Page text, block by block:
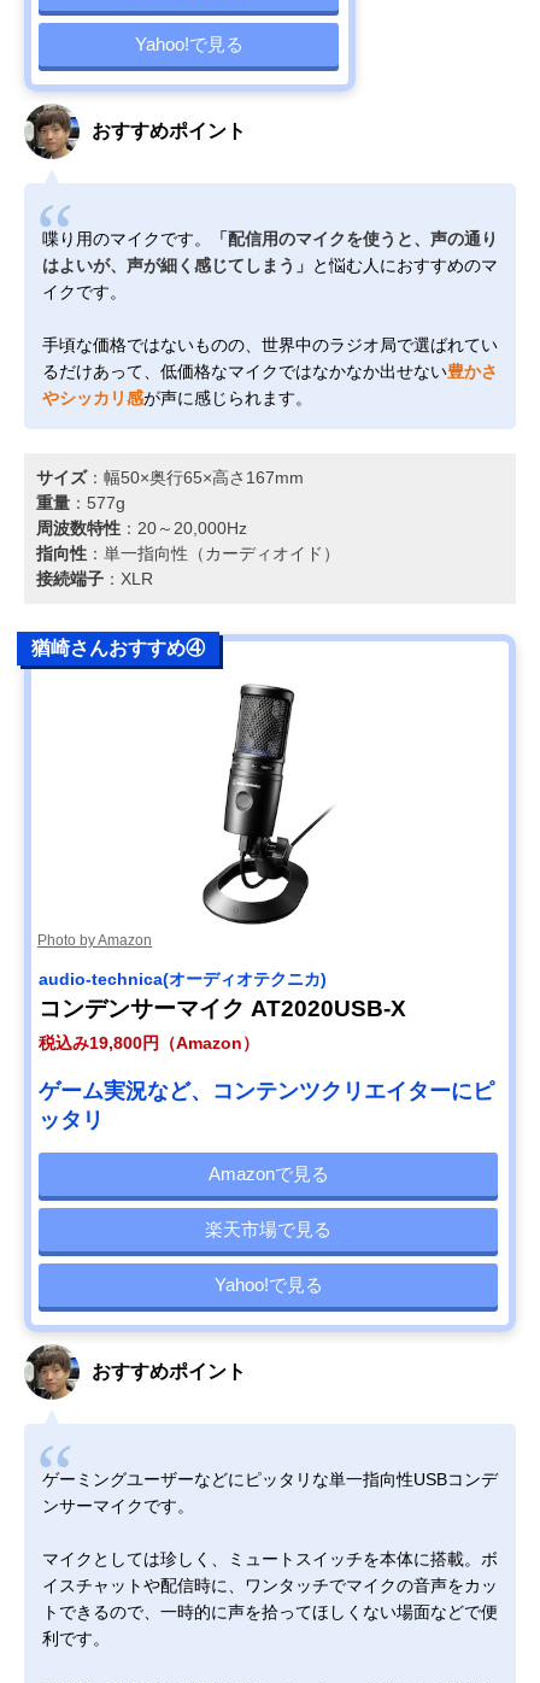
Yahoo!で見る
おすすめポイント
喋り用のマイクです。
「配信用のマイクを使うと、声の通り
はよいが、声が細く感じてしまう」 と悩む人におすすめのマ
イクです。
手頃な価格ではないものの、世界中のラジオ局で選ばれてい
るだけあって、低価格なマイクではなかなか出せない豊かさ
やシッカリ感が声に感じられます。
サイズ：幅50×奥行65×高さ167mm
重量 ：577g
周波数特性 ：20～20,000Hz
指向性 ：単一指向性（カーディオイド）
接続端子 ：XLR
猶崎さんおすすめ④
Photo by Amazon
audio-technica(オーディオテクニカ)
コンデンサーマイク AT2020USB-X
税込み19,800円（Amazon）
ゲーム実況など、コンテンツクリエイターにピ
ッタリ
Amazonで見る
楽天市場で見る
Yahoo!で見る
おすすめポイント
ゲーミングユーザーなどにピッタリな単一指向性USBコンデ
ンサーマイクです。
マイクとしては珍しく、ミュートスイッチを本体に搭載。ボ
イスチャットや配信時に、ワンタッチでマイクの音声をカッ
トできるので、一時的に声を拾ってほしくない場面などで便
利です。